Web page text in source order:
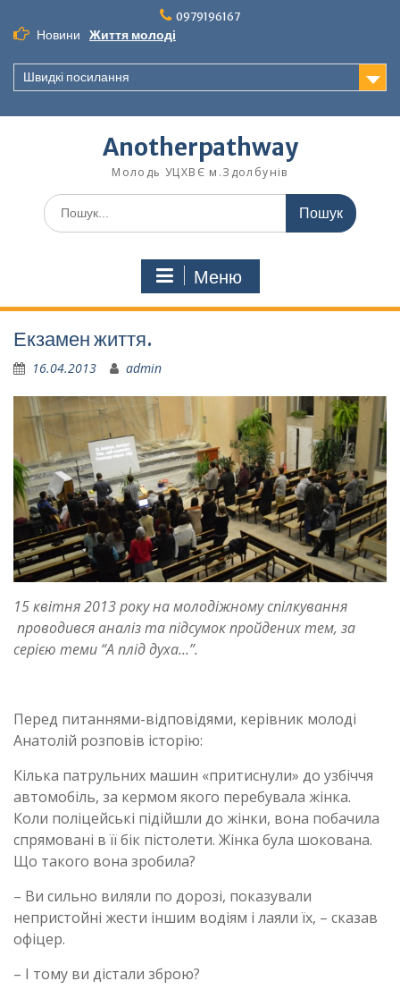
до
вмісту
0979196167
Новини Життя молоді
Швидкі посилання
Anotherpathway
Молодь УЦХВЄ м.Здолбунів
Шукати:
Меню
Екзамен життя.
16.04.2013 admin
15 квітня 2013 року на молодіжному спілкування
проводився аналіз та підсумок пройдених тем, за
серією теми “А плід духа…”.
Перед питаннями-відповідями, керівник молоді
Анатолій розповів історію:
Кілька патрульних машин «притиснули» до узбіччя
автомобіль, за кермом якого перебувала жінка.
Коли поліцейські підійшли до жінки, вона побачила
спрямовані в її бік пістолети. Жінка була шокована.
Що такого вона зробила?
– Ви сильно виляли по дорозі, показували
непристойні жести іншим водіям і лаяли їх, – сказав
офіцер.
– І тому ви дістали зброю?